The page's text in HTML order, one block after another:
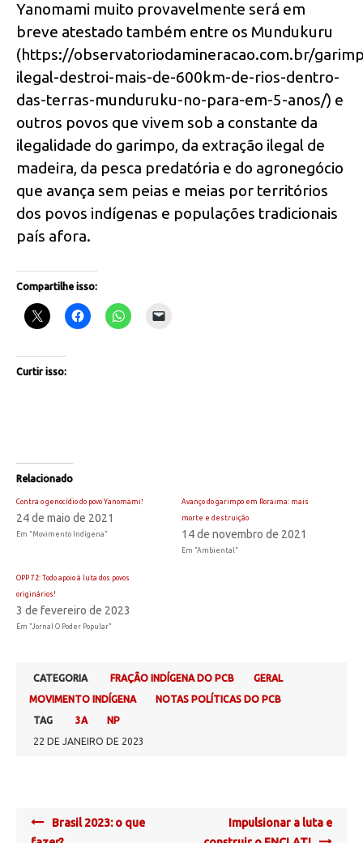
Yanomami muito provavelmente será em
breve atestado também entre os Mundukuru
(https://observatoriodamineracao.com.br/
ilegal-destroi-mais-de-600km-de-rios-dentro-
das-terras-munduruku-no-para-em-5-anos/) e
outros povos que vivem sob a constante da
ilegalidade do garimpo, da extração ilegal de
madeira, da pesca predatória e do agronegócio
que avança sem peias e meias por territórios
dos povos indígenas e populações tradicionais
país afora.
Compartilhe isso:
Curtir isso:
Relacionado
Contra o genocídio do povo Yanomami!
24 de maio de 2021
Em "Movimento Indígena"
Avanço do garimpo em Roraima: mais
morte e destruição
14 de novembro de 2021
Em "Ambiental"
OPP 72: Todo apoio à luta dos povos
originários!
3 de fevereiro de 2023
Em "Jornal O Poder Popular"
CATEGORIA FRAÇÃO INDÍGENA DO PCB
GERAL
MOVIMENTO INDÍGENA
NOTAS POLÍTICAS DO PCB
TAG
3A
NP
22 DE JANEIRO DE 2023
PostBrasil 2023: o que
Impulsionar a luta e